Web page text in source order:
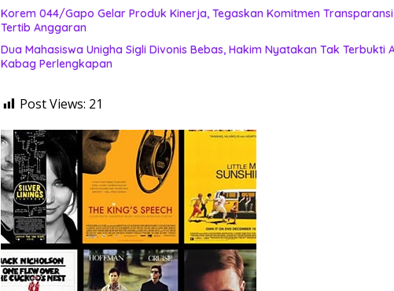
Korem 044/Gapo Gelar Produk Kinerja, Tegaskan Komitmen
Tertib Anggaran
Dua Mahasiswa Unigha Sigli Divonis Bebas, Hakim Nyatakan Tak Terbukti
Kabag Perlengkapan
Post Views: 21